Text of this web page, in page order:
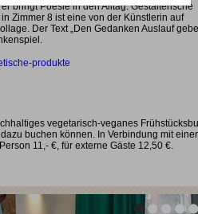
bringt Poesie in den Alltag. Gestalterische
Zimmer 8 ist eine von der Künstlerin auf
Der Text „Den Gedanken Auslauf
produkte
vegetarisch-veganes
buchen können. In Verbindung mit einer
11,- €, für externe Gäste 12,50 €.